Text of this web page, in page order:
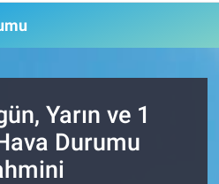
Yarın ve 1
Durumu